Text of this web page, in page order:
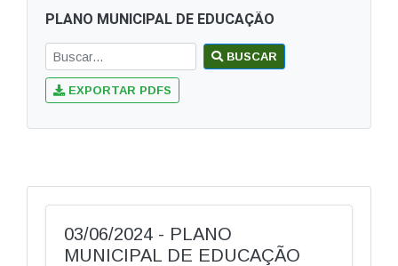
PLANO MUNICIPAL DE EDUCAÇÃO
BUSCAR
EXPORTAR PDFS
03/06/2024 - PLANO
MUNICIPAL DE EDUCAÇÃO